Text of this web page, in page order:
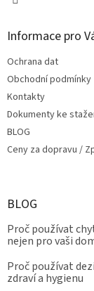
Informace pro
Ochrana dat
Obchodní podmínky
Kontakty
Dokumenty ke
BLOG
Ceny za dopravu /
BLOG
Proč používat
nejen pro vaši
Proč používat
zdraví a hygienu